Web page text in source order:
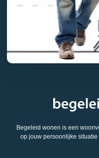
Begeleid wonen is een
op jouw persoonlijke